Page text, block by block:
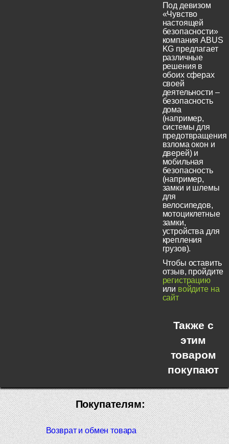
Под девизом
«Чувство
настоящей
безопасности»
компания ABUS
KG предлагает
различные
решения в
обоих сферах
своей
деятельности –
безопасность
дома
(например,
системы для
предотвращения
взлома окон и
дверей) и
мобильная
безопасность
(например,
замки и шлемы
для
велосипедов,
мотоциклетные
замки,
устройства для
крепления
грузов).
Чтобы оставить
отзыв, пройдите
регистрацию
или войдите на
сайт
Также с
этим
товаром
покупают
Покупателям:
Возврат и обмен товара